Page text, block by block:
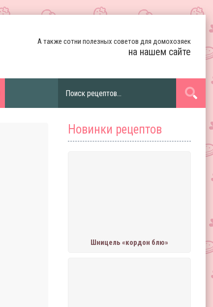
А также сотни полезных советов для домохозяек
на нашем сайте
Новинки рецептов
Шницель «кордон блю»